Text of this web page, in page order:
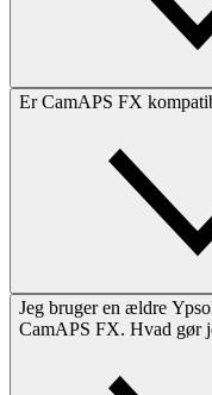
Er CamAPS FX
Jeg bruger en ældre
CamAPS FX. Hvad gør